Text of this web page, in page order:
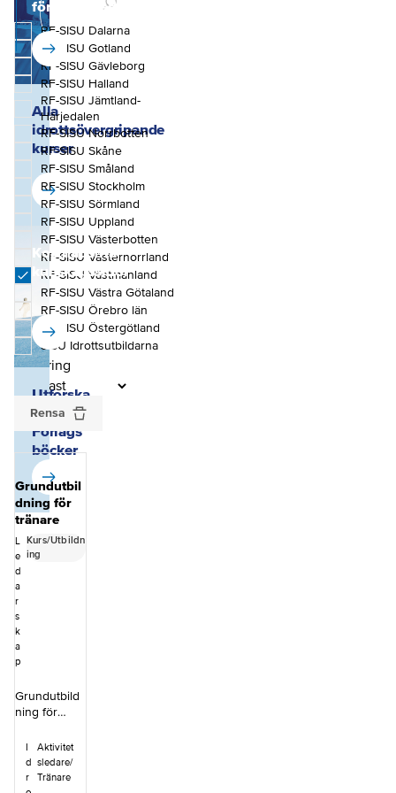
kunskapssidor om
användbara ämnen i
idrotten.
Utbudet för
alla idrotter
föreningsledare
Alla
idrottsövergripande
kurser
Kostnadsfria
kunskapssidor
Utforska
SISU
Förlags
böcker
RF-SISU Dalarna
RF-SISU Gotland
RF-SISU Gävleborg
RF-SISU Halland
RF-SISU Jämtland-
Härjedalen
RF-SISU Norrbotten
RF-SISU Skåne
RF-SISU Småland
RF-SISU Stockholm
RF-SISU Sörmland
RF-SISU Uppland
RF-SISU Västerbotten
RF-SISU Västernorrland
RF-SISU Västmanland
RF-SISU Västra Götaland
RF-SISU Örebro län
RF-SISU Östergötland
SISU Idrottsutbildarna
Sortering
Rensa
Grundutbil
dning för
tränare
L
e
d
a
r
s
k
a
p
Kurs/Utbildn
ing
Grundutbild
ning för
utbildning
för dig som
är eller vill
I
d
r
Aktivitet
sledare/
Tränare